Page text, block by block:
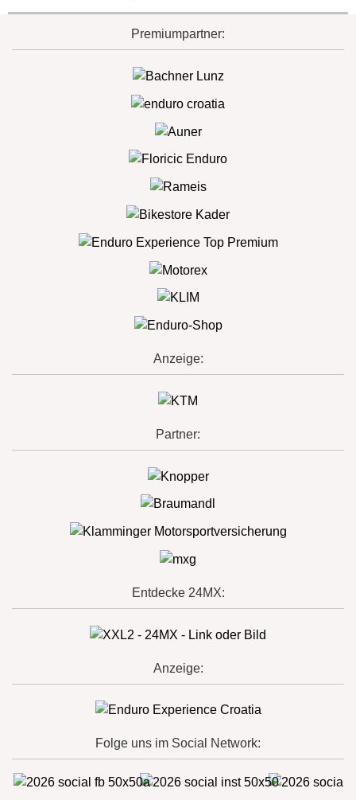
Premiumpartner:
Anzeige:
Partner:
Entdecke 24MX:
Anzeige:
Folge uns im Social Network: